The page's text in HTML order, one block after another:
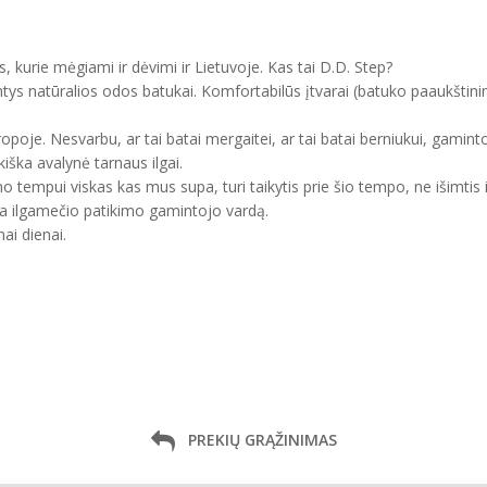
mėgiami ir dėvimi ir Lietuvoje. Kas tai D.D. Step?
natūralios odos batukai. Komfortabilūs įtvarai (batuko
Nesvarbu, ar tai batai mergaitei, ar tai batai berniukui,
avalynė tarnaus ilgai.
tempui viskas kas mus supa, turi taikytis prie šio tempo, ne
ilgamečio patikimo gamintojo vardą.
dienai.
PREKIŲ GRĄŽINIMAS